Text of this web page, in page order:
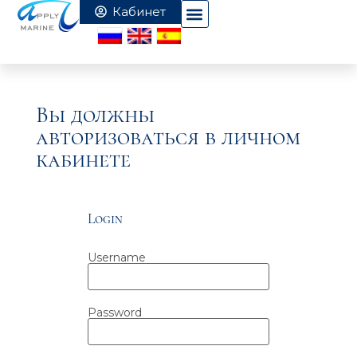
Вы должны
авторизоваться в личном
кабинете
Login
Username
Password